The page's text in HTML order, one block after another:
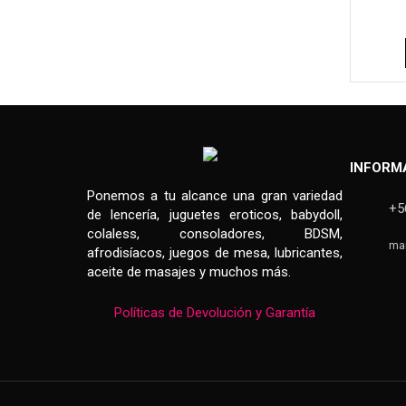
Ponemos a tu alcance una gran variedad
de lencería, juguetes eroticos, babydoll,
colaless, consoladores, BDSM,
afrodisíacos, juegos de mesa, lubricantes,
aceite de masajes y muchos más.
Políticas de Devolución y Garantía